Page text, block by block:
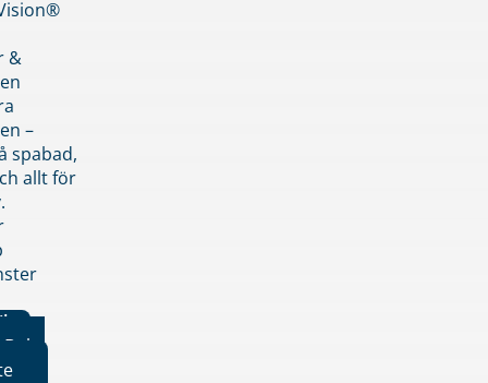
&
–
spabad,
allt för
Boka